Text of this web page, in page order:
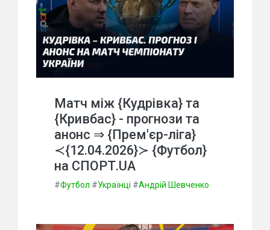
Матч між {Кудрівка} та
{Кривбас} - прогнози та
анонс ⇒ {Прем'єр-ліга}
≺{12.04.2026}≻ {Футбол}
на СПОРТ.UA
#Футбол #Українці #Андрій Шевченко